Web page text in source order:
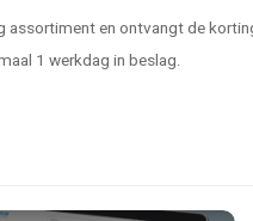
en ontvangt de
1 werkdag in beslag.